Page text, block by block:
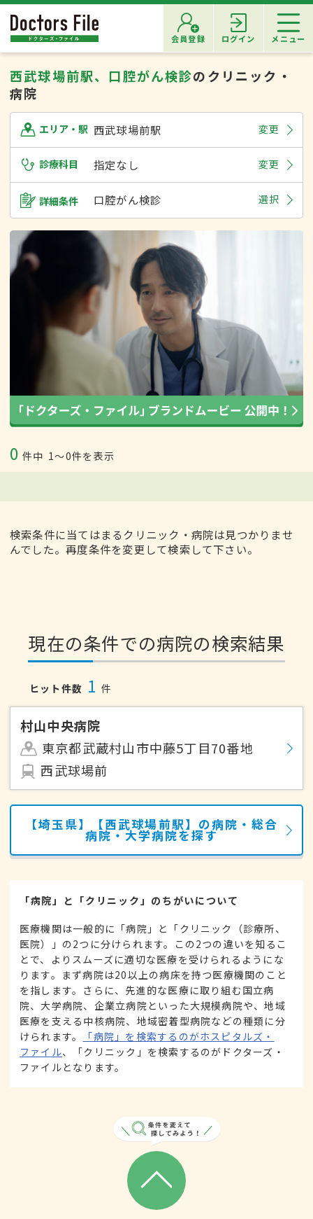
会員登録 ログイン メニュー
西武球場前駅、口腔がん検診のクリニック・
病院
エリア・駅 西武球場前駅 変更
診療科目 指定なし 変更
詳細条件 口腔がん検診 選択
0 件中 1〜0件を表示
検索条件に当てはまるクリニック・病院は見つかりませ
んでした。再度条件を変更して検索して下さい。
現在の条件での病院の検索結果
ヒット件数 1 件
村山中央病院
東京都武蔵村山市中藤5丁目70番地
西武球場前
【埼玉県】【西武球場前駅】の病院・総合
病院・大学病院を探す
「病院」と「クリニック」のちがいについて
医療機関は一般的に「病院」と「クリニック（診療所、
医院）」の2つに分けられます。この2つの違いを知るこ
とで、よりスムーズに適切な医療を受けられるようにな
ります。まず病院は20以上の病床を持つ医療機関のこと
を指します。さらに、先進的な医療に取り組む国立病
院、大学病院、企業立病院といった大規模病院や、地域
医療を支える中核病院、地域密着型病院などの種類に分
けられます。
「病院」を検索するのがホスピタルズ・
ファイル、「クリニック」を検索するのがドクターズ・
ファイルとなります。